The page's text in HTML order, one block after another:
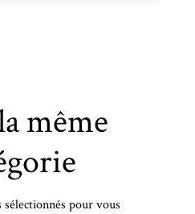
même
pour vous